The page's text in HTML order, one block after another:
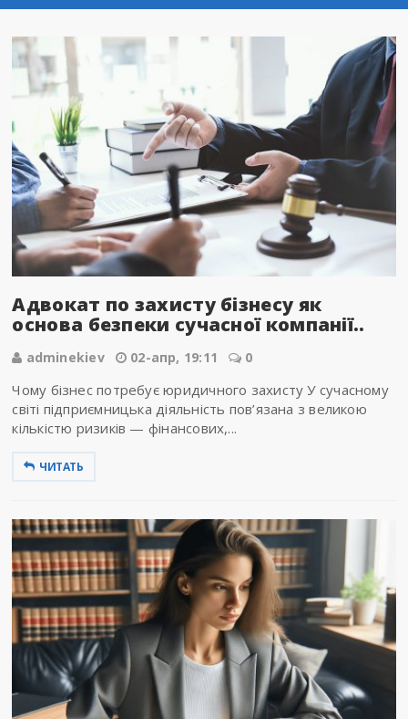
Адвокат по захисту бізнесу як
основа безпеки сучасної компанії..
adminekiev 02-апр, 19:11 0
Чому бізнес потребує юридичного захисту У сучасному
світі підприємницька діяльність пов’язана з великою
кількістю ризиків — фінансових,...
ЧИТАТЬ